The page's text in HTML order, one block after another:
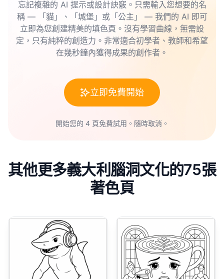
忘記複雜的 AI 提示或設計訣竅。只需輸入您想要的名
稱 — 「貓」、「城堡」或「公主」 — 我們的 AI 即可
立即為您創建精美的填色頁。沒有學習曲線，無需設
定，只有純粹的創造力。非常適合初學者、教師和希望
在幾秒鐘內獲得成果的創作者。
立即免費開始
開始您的 4 頁免費試用。隨時取消。
其他更多義大利腦洞文化的75張
著色頁